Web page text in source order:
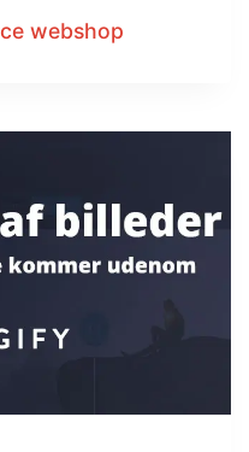
webshop